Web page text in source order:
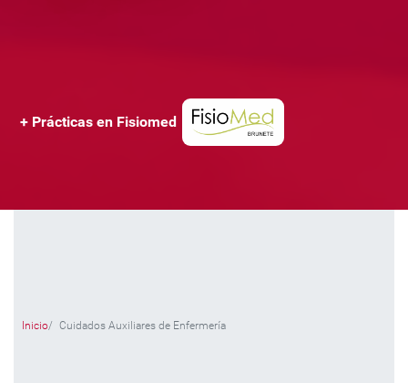
+ Prácticas en Fisiomed
Inicio Cuidados Auxiliares de Enfermería